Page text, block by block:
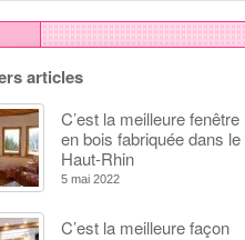
articles
C’est la meilleure fenêtre
en bois fabriquée dans le
Haut-Rhin
5 mai 2022
C’est la meilleure façon